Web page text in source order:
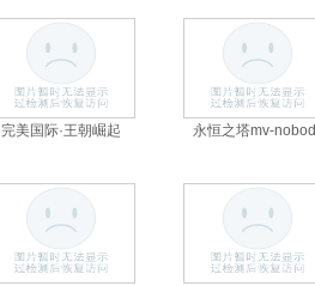
完美国际·王朝崛起 永恒之塔mv-